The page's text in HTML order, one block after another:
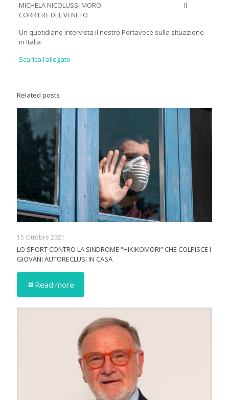
MICHELA NICOLUSSI MORO Il
CORRIERE DEL VENETO
Un quotidiano intervista il nostro Portavoce sulla situazione
in Italia
Scarica l’allegato
Related posts
15 Ottobre 2021
LO SPORT CONTRO LA SINDROME “HIKIKOMORI” CHE COLPISCE I
GIOVANI AUTORECLUSI IN CASA
Read more